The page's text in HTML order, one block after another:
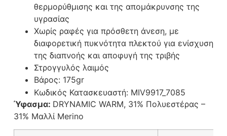
θερμορύθμισης και της απομάκρυνσης της
υγρασίας
Χωρίς ραφές για πρόσθετη άνεση, με
διαφορετική πυκνότητα πλεκτού για ενίσχυση
της διαπνοής και αποφυγή της τριβής
Στρογγυλός λαιμός
Βάρος: 175gr
Κωδικός Κατασκευαστή: MIV9917_7085
Ύφασμα: DRYNAMIC WARM, 31% Πολυεστέρας –
31% Μαλλί Merino